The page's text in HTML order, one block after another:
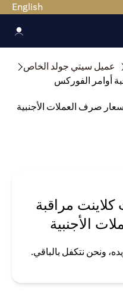
English
عميل سيتي جولد الخاص
أوامر الفوركس
مراقبة
الأجنبية
ونحن نتكفل بالباقي.